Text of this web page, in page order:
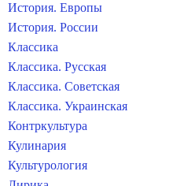
История. Европы
История. России
Классика
Классика. Русская
Классика. Советская
Классика. Украинская
Контркультура
Кулинария
Культурология